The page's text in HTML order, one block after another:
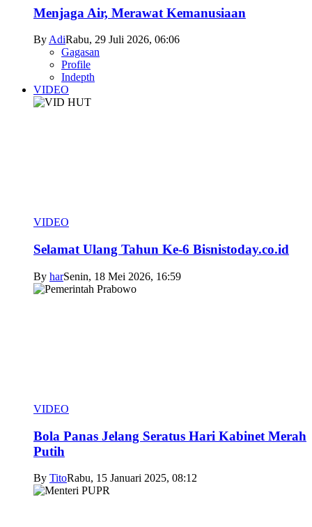
Menjaga Air, Merawat Kemanusiaan
ByAdiRabu, 29 Juli 2026, 06:06
Gagasan
Profile
Indepth
VIDEO
VIDEO
Selamat Ulang Tahun Ke-6 Bisnistoday.co.id
By harSenin, 18 Mei 2026, 16:59
VIDEO
Bola Panas Jelang Seratus Hari Kabinet Merah
Putih
By TitoRabu, 15 Januari 2025, 08:12